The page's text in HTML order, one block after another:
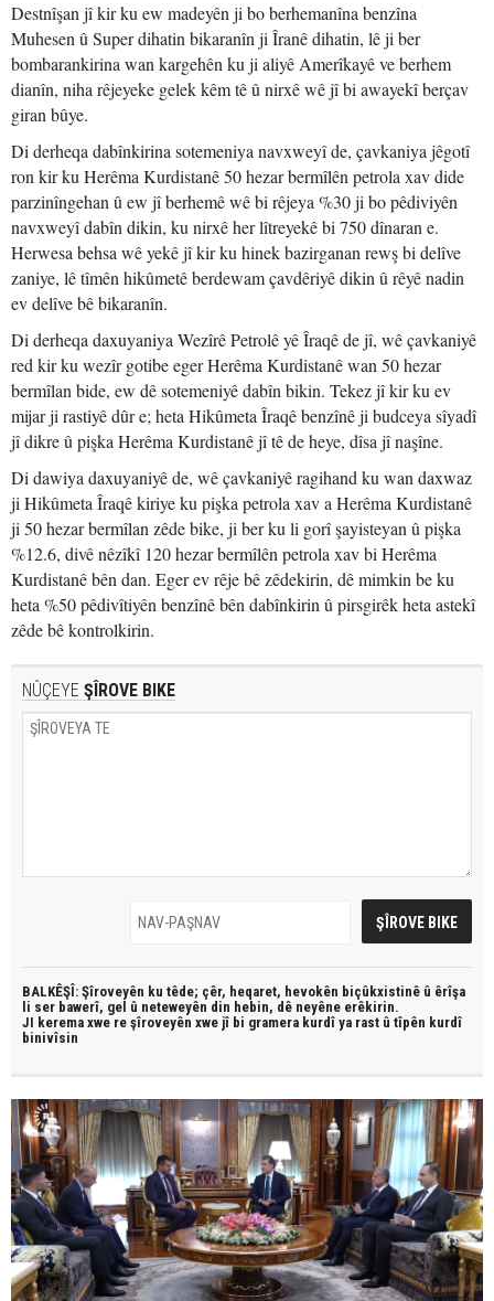
Destnîşan jî kir ku ew madeyên ji bo berhemanîna benzîna
Muhesen û Super dihatin bikaranîn ji Îranê dihatin, lê ji ber
bombarankirina wan kargehên ku ji aliyê Amerîkayê ve berhem
dianîn, niha rêjeyeke gelek kêm tê û nirxê wê jî bi awayekî berçav
giran bûye.
Di derheqa dabînkirina sotemeniya navxweyî de, çavkaniya jêgotî
ron kir ku Herêma Kurdistanê 50 hezar bermîlên petrola xav dide
parzinîngehan û ew jî berhemê wê bi rêjeya %30 ji bo pêdiviyên
navxweyî dabîn dikin, ku nirxê her lîtreyekê bi 750 dînaran e.
Herwesa behsa wê yekê jî kir ku hinek bazirganan rewş bi delîve
zaniye, lê tîmên hikûmetê berdewam çavdêriyê dikin û rêyê nadin
ev delîve bê bikaranîn.
Di derheqa daxuyaniya Wezîrê Petrolê yê Îraqê de jî, wê çavkaniyê
red kir ku wezîr gotibe eger Herêma Kurdistanê wan 50 hezar
bermîlan bide, ew dê sotemeniyê dabîn bikin. Tekez jî kir ku ev
mijar ji rastiyê dûr e; heta Hikûmeta Îraqê benzînê ji budceya sîyadî
jî dikre û pişka Herêma Kurdistanê jî tê de heye, dîsa jî naşîne.
Di dawiya daxuyaniyê de, wê çavkaniyê ragihand ku wan daxwaz
ji Hikûmeta Îraqê kiriye ku pişka petrola xav a Herêma Kurdistanê
ji 50 hezar bermîlan zêde bike, ji ber ku li gorî şayisteyan û pişka
%12.6, divê nêzîkî 120 hezar bermîlên petrola xav bi Herêma
Kurdistanê bên dan. Eger ev rêje bê zêdekirin, dê mimkin be ku
heta %50 pêdivîtiyên benzînê bên dabînkirin û pirsgirêk heta astekî
zêde bê kontrolkirin.
NÛÇEYE ŞÎROVE BIKE
BALKÊŞÎ: Şîroveyên ku têde; çêr, heqaret, hevokên biçûkxistinê û êrîşa
li ser bawerî, gel û neteweyên din hebin, dê neyêne erêkirin.
JI kerema xwe re şîroveyên xwe jî bi gramera kurdî ya rast û tîpên kurdî
binivîsin